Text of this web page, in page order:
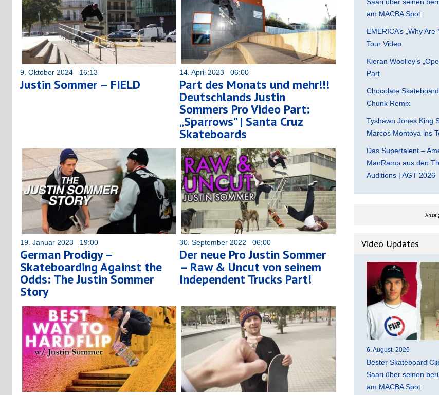
9. Oktober 2024 16:13
Justin Sommer – FIELD
14. April 2023 06:00
Part des Monats und mehr!!!
Deutschlands Justin
Sommers Pro Video Part:
„Sparrows” | Santa Cruz
Skateboards
19. Januar 2023 19:00
German Prodigy –
Skateboarding Against the
Odds: The Justin Sommer
Story
30. September 2022 06:00
Der neue Pro Justin Sommer
– Raw & Uncut von seinem
Independent Trucks Part!
am MACBA Spot
EMERICA’s „Why
Tour Video
Kieran Woolley’s
Part
Chocolate
Chunk Remix
Tyshawn Jones King
Marcos Montoya ins
Das Supertalent –
ManRamp aus den
Auditions | AGT 2026
Video Updates
6. August, 2026
Bester Skateboard
Saari über seinen
am MACBA Spot